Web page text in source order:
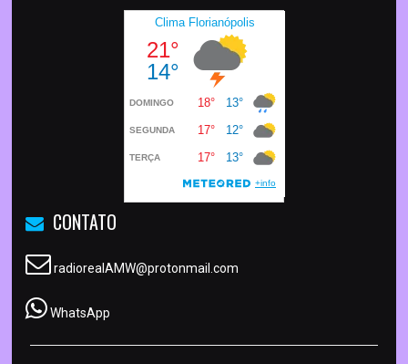
CONTATO
radiorealAMW@protonmail.com
WhatsApp